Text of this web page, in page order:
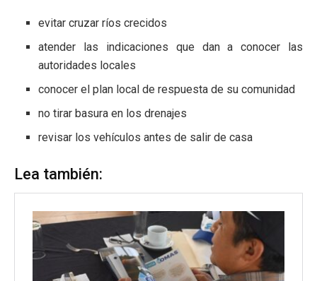
evitar cruzar ríos crecidos
atender las indicaciones que dan a conocer las
autoridades locales
conocer el plan local de respuesta de su comunidad
no tirar basura en los drenajes
revisar los vehículos antes de salir de casa
Lea también: